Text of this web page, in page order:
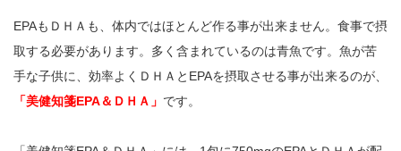
EPAもＤＨＡも、体内ではほとんど作る事が出来ません。食事で摂
取する必要があります。多く含まれているのは青魚です。魚が苦
手な子供に、効率よくＤＨＡとEPAを摂取させる事が出来るのが、
「美健知箋EPA＆ＤＨＡ」 です。